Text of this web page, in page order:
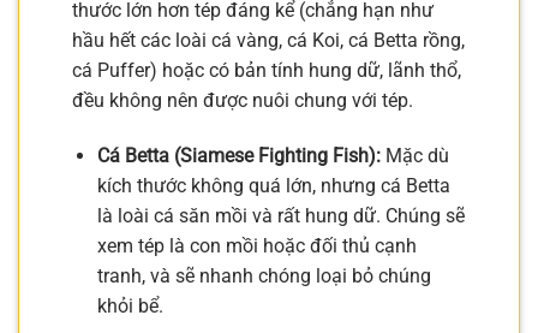
thước lớn hơn tép đáng kể (chẳng hạn như
hầu hết các loài cá vàng, cá Koi, cá Betta rồng,
cá Puffer) hoặc có bản tính hung dữ, lãnh thổ,
đều không nên được nuôi chung với tép.
Cá Betta (Siamese Fighting Fish):Mặc dù
kích thước không quá lớn, nhưng cá Betta
là loài cá săn mồi và rất hung dữ. Chúng sẽ
xem tép là con mồi hoặc đối thủ cạnh
tranh, và sẽ nhanh chóng loại bỏ chúng
khỏi bể.